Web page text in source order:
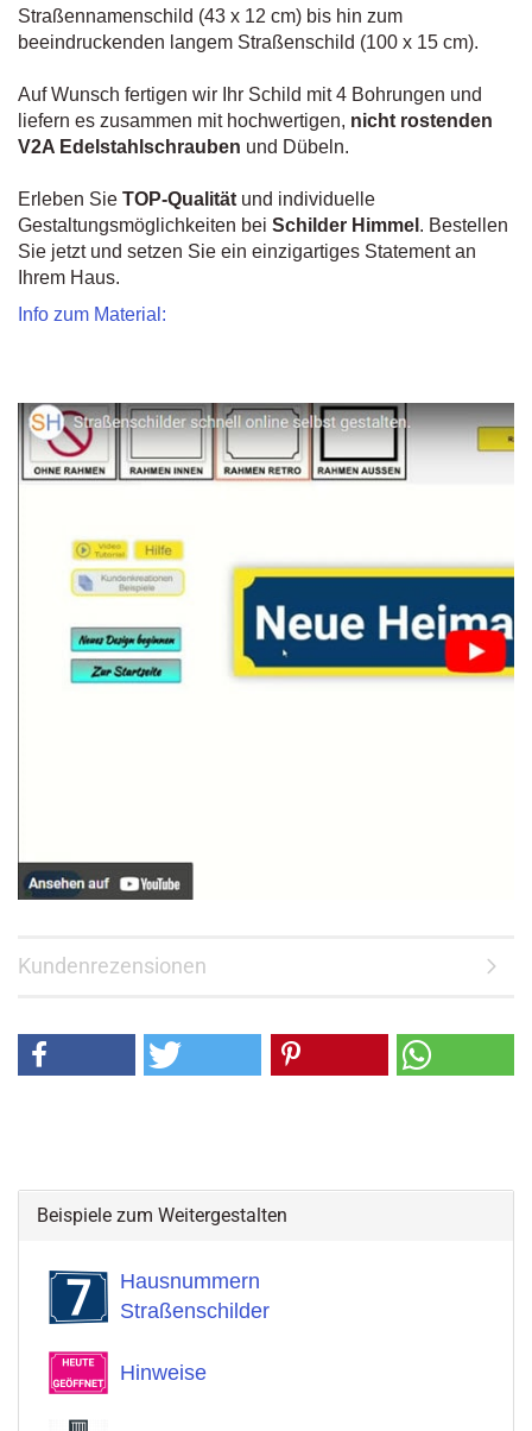
Straßennamenschild (43 x 12 cm) bis hin zum
beeindruckenden langem Straßenschild (100 x 15 cm).
Auf Wunsch fertigen wir Ihr Schild mit 4 Bohrungen und
liefern es zusammen mit hochwertigen, nicht rostenden
V2A Edelstahlschrauben und Dübeln.
Erleben Sie TOP-Qualität und individuelle
Gestaltungsmöglichkeiten bei Schilder Himmel . Bestellen
Sie jetzt und setzen Sie ein einzigartiges Statement an
Ihrem Haus.
Info zum Material:
Kundenrezensionen
Beispiele zum Weitergestalten
Hausnummern
Straßenschilder
Hinweise